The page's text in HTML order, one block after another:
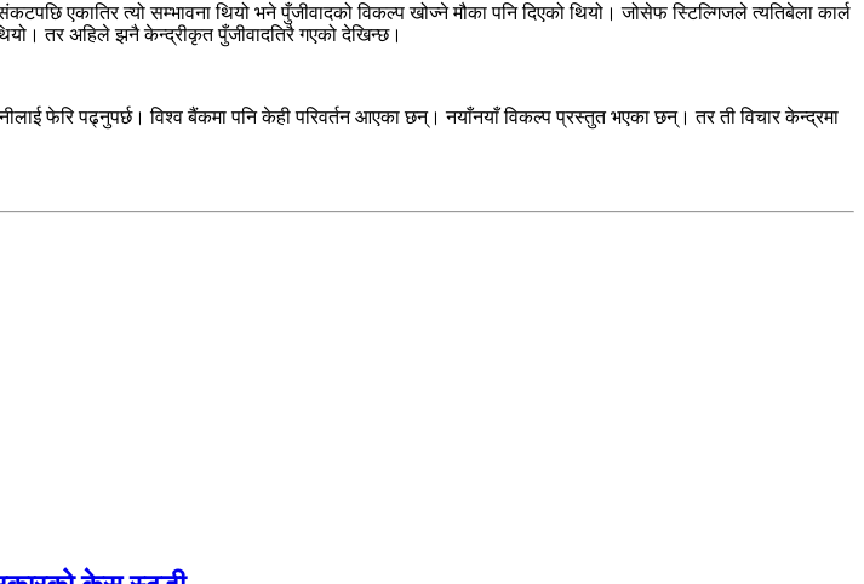
एकातिर त्यो सम्भावना थियो भने पुँजीवादको विकल्प खोज्ने मौका पनि दिएको थियो। जोसेफ स्टिल्गिजले त्यतिबेला कार्ल
तर अहिले झनै केन्द्रीकृत पुँजीवादतिरै गएको देखिन्छ।
फेरि पढ्नुपर्छ। विश्व बैंकमा पनि केही परिवर्तन आएका छन्। नयाँनयाँ विकल्प प्रस्तुत भएका छन्। तर ती विचार केन्द्रमा